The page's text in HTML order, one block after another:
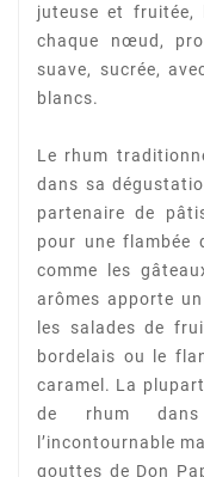
juteuse et fruitée,
chaque nœud,
suave, sucrée,
blancs.
Le rhum
dans sa
partenaire de
pour une flambée
comme les
arômes apporte
les salades de
bordelais ou le
caramel. La
de rhum
l’incontournable
gouttes de Don